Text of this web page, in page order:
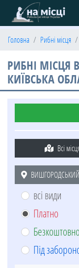
Головна Рибні місця
РИБНІ
КИЇВСЬКА
Всі
всі види
Платно
Безкоштовно
Під